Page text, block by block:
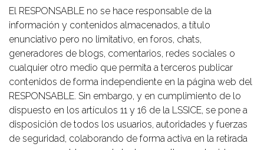
El RESPONSABLE no se hace responsable de la
información y contenidos almacenados, a título
enunciativo pero no limitativo, en foros, chats,
generadores de blogs, comentarios, redes sociales o
cualquier otro medio que permita a terceros publicar
contenidos de forma independiente en la página web del
RESPONSABLE. Sin embargo, y en cumplimiento de lo
dispuesto en los artículos 11 y 16 de la LSSICE, se pone a
disposición de todos los usuarios, autoridades y fuerzas
de seguridad, colaborando de forma activa en la retirada